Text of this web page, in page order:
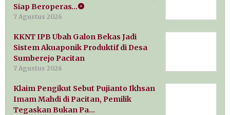
Siap Beroperas…
7 Agustus 2026
KKNT IPB Ubah Galon Bekas Jadi
Sistem Akuaponik Produktif di Desa
Sumberejo Pacitan
7 Agustus 2026
Klaim Pengikut Sebut Pujianto Ikhsan
Imam Mahdi di Pacitan, Pemilik
Tegaskan Bukan Pa…